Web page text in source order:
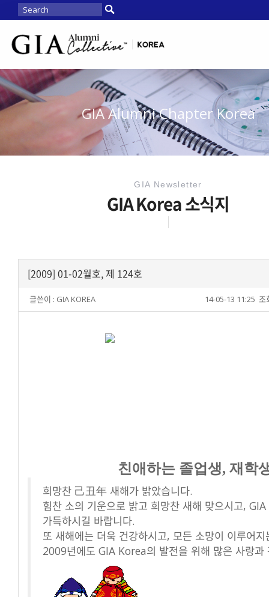
GIA Alumni Chapter Korea
GIA Newsletter
GIA Korea 소식지
[2009] 01-02월호, 제 124호
글쓴이 : GIA KOREA 조
14-05-13 11:25
친애하는 졸업생, 재학
희망찬 己丑年 새해가 밝았습니다.
힘찬 소의 기운으로 밝고 희망찬 새해 맞으시고,
가득하시길 바랍니다.
또 새해에는 더욱 건강하시고, 모든 소망이 이루어
2009년에도 GIA Korea의 발전을 위해 많은 사랑과